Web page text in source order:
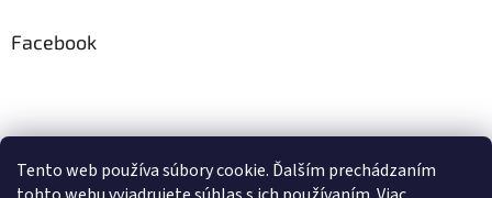
Tento web používa súbory cookie. Ďalším prechádzaním
Facebook
Nákupný košík